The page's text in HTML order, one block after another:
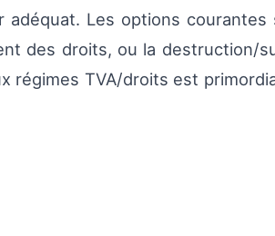
adéquat. Les options courantes
des droits, ou la destruction/
régimes TVA/droits est